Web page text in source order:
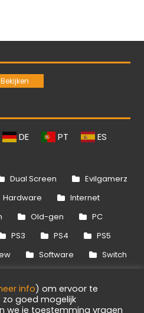
DE PT ES
Dual Screen
Evilgamerz
Hardware
Internet
Old-gen
PC
PS3 PS4
PS5
Software
Switch
Xbox Series
info) om ervoor te
goed mogelijk
we je toestemming vragen